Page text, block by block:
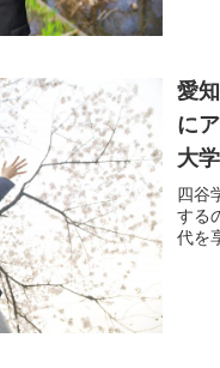
愛
に
大
四谷
する
代を